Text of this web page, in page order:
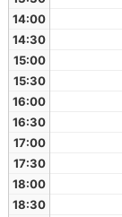
14:00
14:30
15:00
15:30
16:00
16:30
17:00
17:30
18:00
18:30